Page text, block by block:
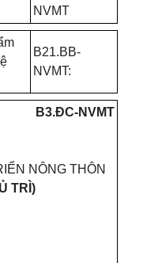
NVMT
B21.BB-
NVMT:
B3.ĐC-NVMT
NÔNG THÔN
TRÌ)